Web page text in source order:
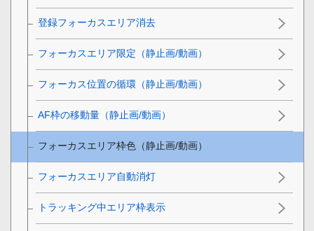
登録フォーカスエリア消去
フォーカスエリア限定 （静止画/動画）
フォーカス位置の循環 （静止画/動画）
AF枠の移動量 （静止画/動画）
フォーカスエリア枠色 （静止画/動画）
フォーカスエリア自動消灯
トラッキング中エリア枠表示